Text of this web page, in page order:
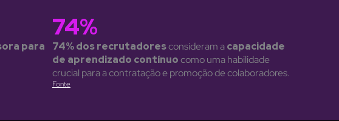
para
74%
74% dos recrutadoresconsideram acapacidade
de aprendizado contínuocomo uma habilidade
crucial para a contratação e promoção de colaboradores.
Fonte